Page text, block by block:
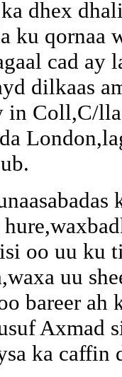
dhex
ku qornaa
cad ay
dilkaas
in Coll,C/
oo uu ku
uu
bareer ah
Axmad
ka